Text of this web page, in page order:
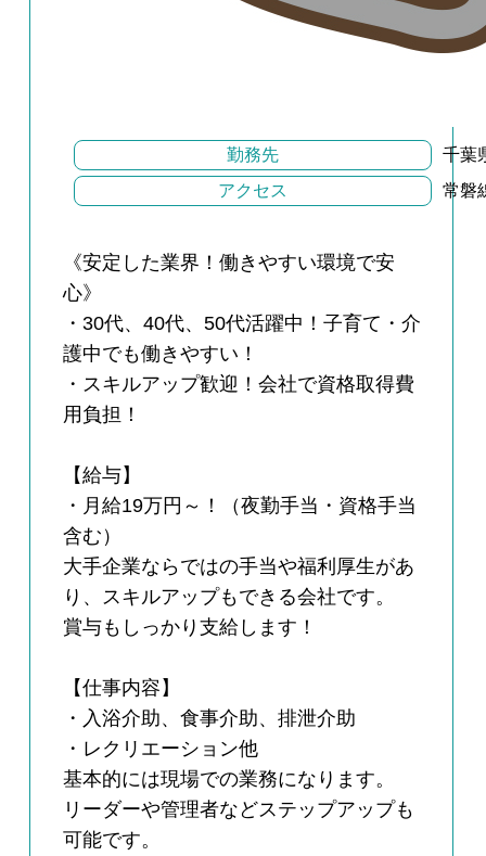
勤務先
千葉
アクセス
常磐
《安定した業界！働きやすい環境で安
心》
・30代、40代、50代活躍中！子育て・介
護中でも働きやすい！
・スキルアップ歓迎！会社で資格取得費
用負担！
【給与】
・月給19万円～！（夜勤手当・資格手当
含む）
大手企業ならではの手当や福利厚生があ
り、スキルアップもできる会社です。
賞与もしっかり支給します！
【仕事内容】
・入浴介助、食事介助、排泄介助
・レクリエーション他
基本的には現場での業務になります。
リーダーや管理者などステップアップも
可能です。